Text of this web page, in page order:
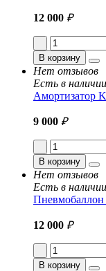
12 000 ₽
В корзину
Нет отзывов
Есть в наличии
Амортизатор
9 000 ₽
В корзину
Нет отзывов
Есть в наличии
12 000 ₽
В корзину